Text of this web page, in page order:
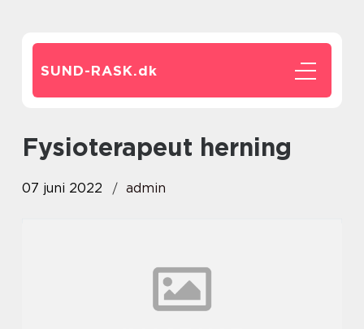
SUND-RASK.dk
fysioterapeut herning
07 juni 2022 admin